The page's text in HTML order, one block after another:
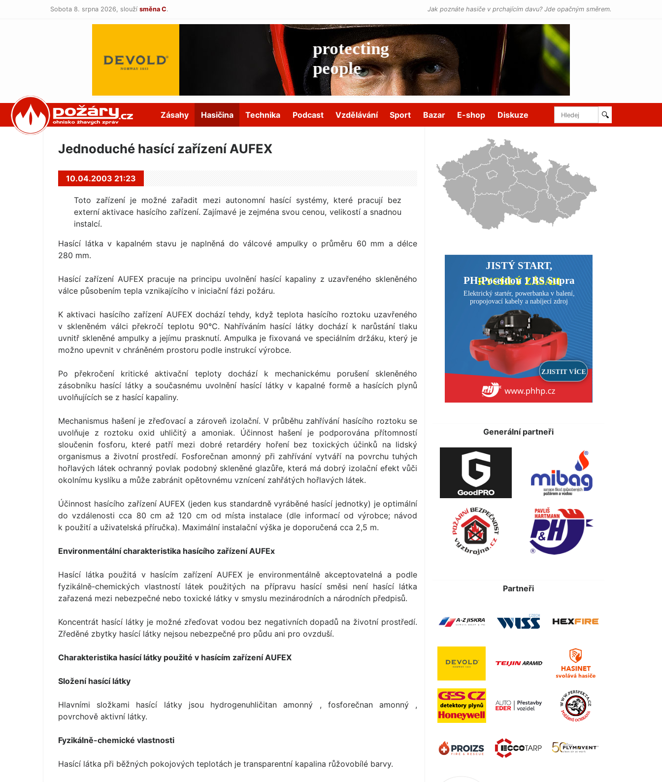
Sobota 8. srpna 2026, slouží směna C. Jak poznáte hasiče v prchajícím davu? Jde opačným směrem.
POŽÁRY.cz Zásahy Hasičina Technika Podcast Vzdělávání Sport Bazar E-shop Diskuze 🔍
Jednoduché hasící zařízení AUFEX
10.04.2003 21:23
Toto zařízení je možné zařadit mezi autonomní hasící systémy, které pracují bez
externí aktivace hasícího zařízení. Zajímavé je zejména svou cenou, velikostí a snadnou
instalcí.
Hasící látka v kapalném stavu je naplněná do válcové ampulky o průměru 60 mm a délce
280 mm.
Hasící zařízení AUFEX pracuje na principu uvolnění hasící kapaliny z uzavřeného skleněného
válce působením tepla vznikajícího v iniciační fázi požáru.
K aktivaci hasícího zařízení AUFEX dochází tehdy, když teplota hasícího roztoku uzavřeného
v skleněném válci překročí teplotu 90°C. Nahříváním hasící látky dochází k narůstání tlaku
uvnitř skleněné ampulky a jejímu prasknutí. Ampulka je fixovaná ve speciálním držáku, který je
možno upevnit v chráněném prostoru podle instrukcí výrobce.
Po překročení kritické aktivační teploty dochází k mechanickému porušení skleněného
zásobníku hasící látky a současnému uvolnění hasící látky v kapalné formě a hasících plynů
uvolňujících se z hasící kapaliny.
Mechanismus hašení je zřeďovací a zároveň izolační. V průběhu zahřívání hasícího roztoku se
uvolňuje z roztoku oxid uhličitý a amoniak. Účinnost hašení je podporována přítomností
sloučenin fosforu, které patří mezi dobré retardéry hoření bez toxických účinků na lidský
organismus a životní prostředí. Fosforečnan amonný při zahřívání vytváří na povrchu tuhých
hořlavých látek ochranný povlak podobný skleněné glazůře, která má dobrý izolační efekt vůči
okolnímu kyslíku a může zabránit opětovnému vznícení zahřátých hořlavých látek.
Účinnost hasícího zařízení AUFEX (jeden kus standardně vyráběné hasící jednotky) je optimální
do vzdálenosti cca 80 cm až 120 cm od místa instalace (dle informací od výrobce; návod
k použití a uživatelská příručka). Maximální instalační výška je doporučená cca 2,5 m.
Environmentální charakteristika hasícího zařízení AUFEx
Hasící látka použitá v hasícím zařízení AUFEX je environmentálně akceptovatelná a podle
fyzikálně-chemických vlastností látek použitých na přípravu hasící směsi není hasící látka
zařazená mezi nebezpečné nebo toxické látky v smyslu mezinárodních a národních předpisů.
Koncentrát hasící látky je možné zřeďovat vodou bez negativních dopadů na životní prostředí.
Zředěné zbytky hasící látky nejsou nebezpečné pro půdu ani pro ovzduší.
Charakteristika hasící látky použité v hasícím zařízení AUFEX
Složení hasící látky
Hlavními složkami hasící látky jsou hydrogenuhličitan amonný , fosforečnan amonný ,
povrchově aktivní látky.
Fyzikálně-chemické vlastnosti
Hasící látka při běžných pokojových teplotách je transparentní kapalina růžovobílé barvy.
Generální partneři
Partneři